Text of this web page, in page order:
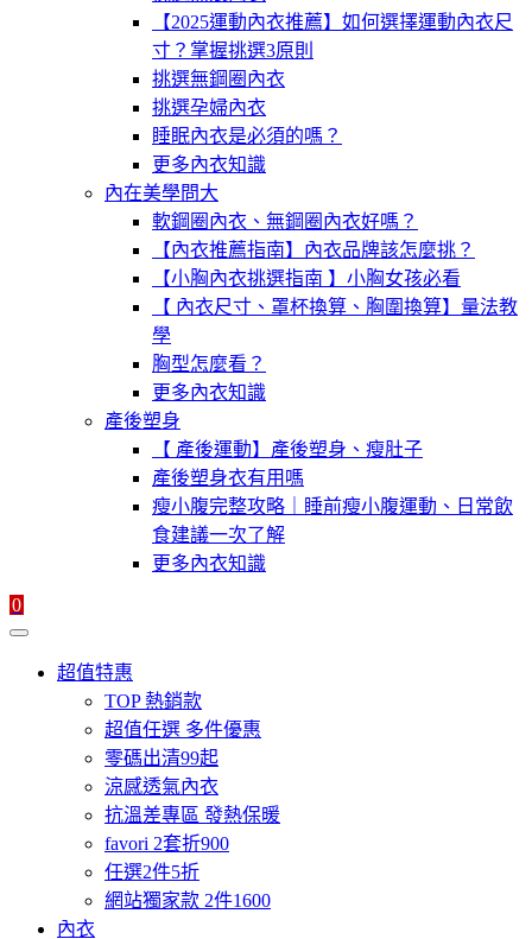
【2025運動內衣推薦】如何選擇運動內衣尺
寸？掌握挑選3原則
挑選無鋼圈內衣
挑選孕婦內衣
睡眠內衣是必須的嗎？
更多內衣知識
內在美學問大
軟鋼圈內衣、無鋼圈內衣好嗎？
【內衣推薦指南】內衣品牌該怎麼挑？
【小胸內衣挑選指南 】小胸女孩必看
【 內衣尺寸、罩杯換算、胸圍換算】量法教
學
胸型怎麼看？
更多內衣知識
產後塑身
【 產後運動】產後塑身、瘦肚子
產後塑身衣有用嗎
瘦小腹完整攻略｜睡前瘦小腹運動、日常飲
食建議一次了解
更多內衣知識
0
超值特惠
TOP 熱銷款
超值任選 多件優惠
零碼出清99起
涼感透氣內衣
抗溫差專區 發熱保暖
favori 2套折900
任選2件5折
網站獨家款 2件1600
內衣